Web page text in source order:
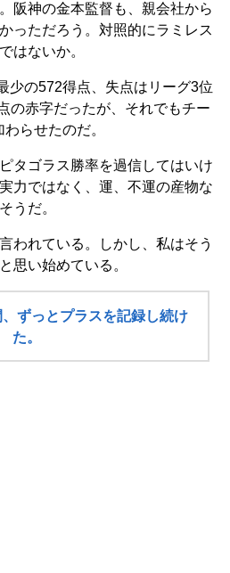
阪神の金本監督も、親会社から
っただろう。対照的にラミレス
はないか。
の572得点、失点はリーグ3位
の赤字だったが、それでもチー
らせたのだ。
タゴラス勝率を過信してはいけ
力ではなく、運、不運の産物な
うだ。
われている。しかし、私はそう
思い始めている。
ずっとプラスを記録し続け
た。